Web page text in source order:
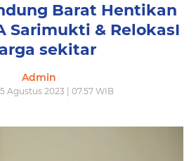
Barat Hentikan
Sarimukti & RelokasI
sekitar
Admin
Agustus 2023 | 07.57 WIB